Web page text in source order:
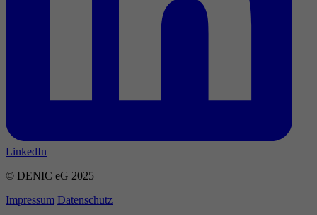
LinkedIn
© DENIC eG 2025
Impressum Datenschutz